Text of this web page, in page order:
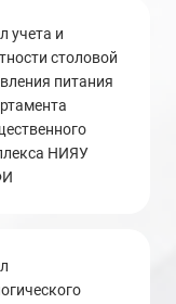
столовой
питания
НИЯУ